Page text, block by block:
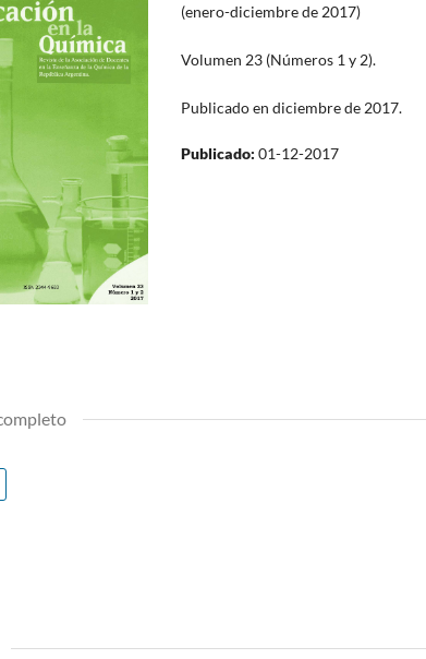
(enero-diciembre de 2017)
Volumen 23 (Números 1 y 2).
Publicado en diciembre de 2017.
Publicado: 01-12-2017